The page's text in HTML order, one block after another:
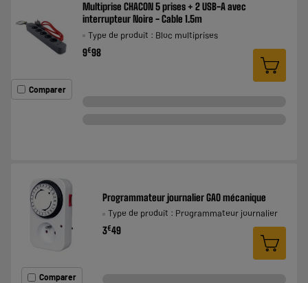
Comparer
Multiprise CHACON 5 prises + 2 USB-A avec
interrupteur Noire - Cable 1.5m
Type de produit : Bloc multiprises
9€98
Comparer
Programmateur journalier GAO mécanique
Type de produit : Programmateur journalier
3€49